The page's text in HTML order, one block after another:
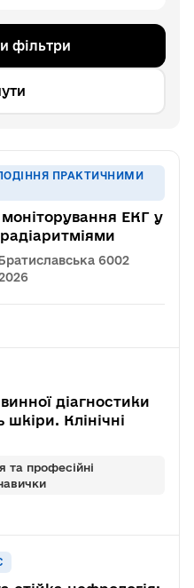
фільтри
ПРАКТИЧНИМИ
моніторування ЕКГ у
6002
діагностики
шкіри. Клінічні
та професійні